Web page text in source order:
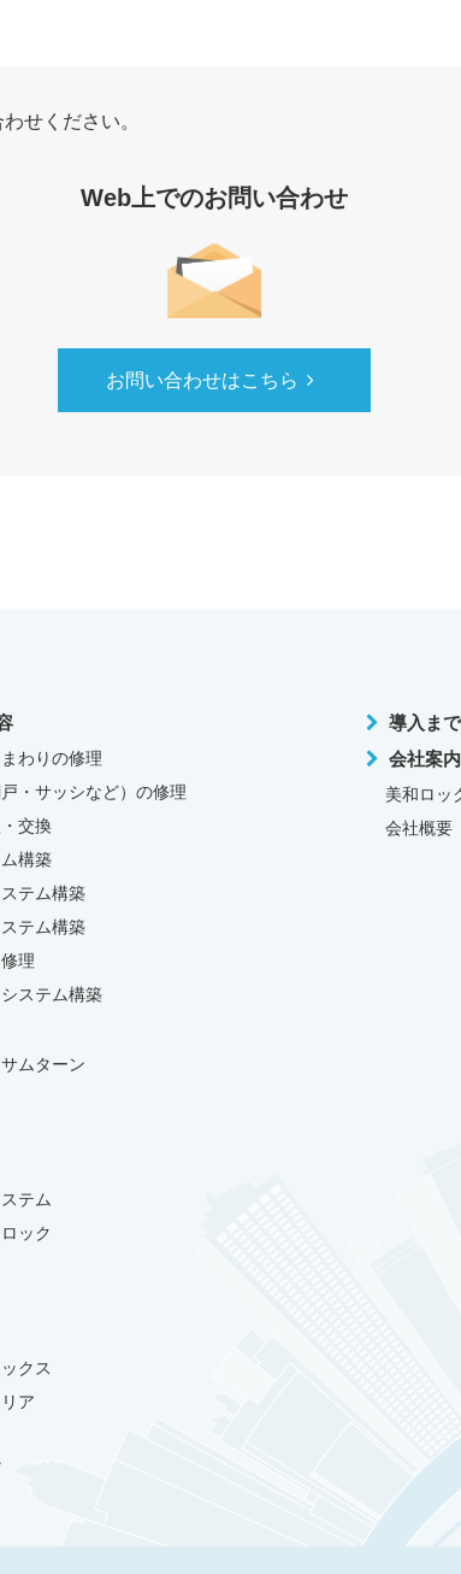
せください。
Web上でのお問い合わせ
お問い合わせはこちら
わりの修理
・サッシなど）の修理
交換
構築
テム構築
テム構築
理
ステム構築
ムターン
テム
ック
クス
ア
導入ま
会社案内
美和ロッ
会社概要